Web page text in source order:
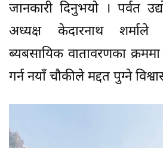
जानकारी दिनुभयो । पर्वत
अध्यक्ष केदारनाथ
ब्यबसायिक वातावरणका
गर्न नयाँ चौकीले मद्दत पुग्ने